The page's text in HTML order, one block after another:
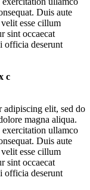
Duis aute
esse cillum
sint occaecat
officia deserunt
с
adipiscing elit, sed do
magna aliqua.
ullamco
Duis aute
esse cillum
sint occaecat
officia deserunt